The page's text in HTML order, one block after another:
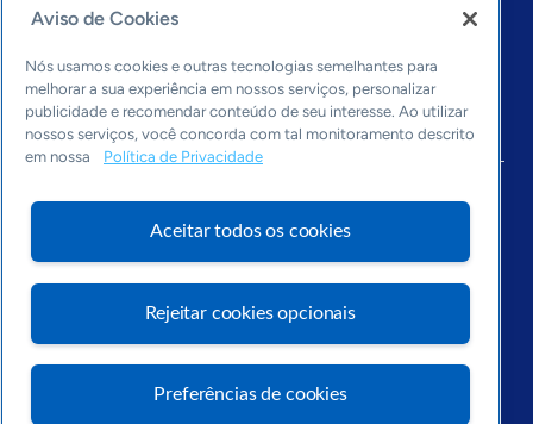
Economia & Política
Inovação & Tecnologia
Cultura empreendedora
Dados
Arquivo
Aviso de Cookies
Nós usamos cookies e outras tecnologias semelhantes para
melhorar a sua experiência em nossos serviços, personalizar
publicidade e recomendar conteúdo de seu interesse. Ao utilizar
nossos serviços, você concorda com tal monitoramento descrito
em nossa
Política de Privacidade
Aceitar todos os cookies
Rejeitar cookies opcionais
Preferências de cookies